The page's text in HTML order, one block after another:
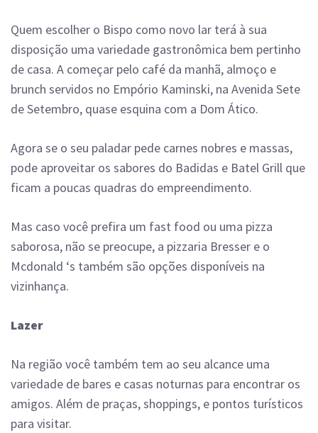
Quem escolher o Bispo como novo lar terá à sua
disposição uma variedade gastronômica bem pertinho
de casa. A começar pelo café da manhã, almoço e
brunch servidos no Empório Kaminski, na Avenida Sete
de Setembro, quase esquina com a Dom Ático.
Agora se o seu paladar pede carnes nobres e massas,
pode aproveitar os sabores do Badidas e Batel Grill que
ficam a poucas quadras do empreendimento.
Mas caso você prefira um fast food ou uma pizza
saborosa, não se preocupe, a pizzaria Bresser e o
Mcdonald ‘s também são opções disponíveis na
vizinhança.
Lazer
Na região você também tem ao seu alcance uma
variedade de bares e casas noturnas para encontrar os
amigos. Além de praças, shoppings, e pontos turísticos
para visitar.